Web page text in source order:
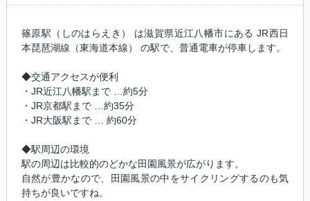
篠原駅（しのはらえき） は滋賀県近江八幡市にある JR西日
本琵琶湖線（東海道本線） の駅で、普通電車が停車します。
◆交通アクセスが便利
・JR近江八幡駅まで …約5分
・JR京都駅まで …約35分
・JR大阪駅まで … 約60分
◆駅周辺の環境
駅の周辺は比較的のどかな田園風景が広がります。
自然が豊かなので、田園風景の中をサイクリングするのも気
持ちが良いですね。